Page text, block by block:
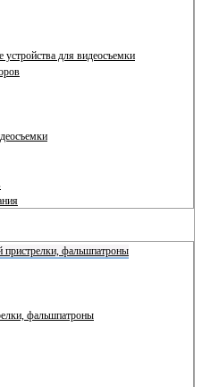
для видеосъемки
фальшпатроны
фальшпатроны